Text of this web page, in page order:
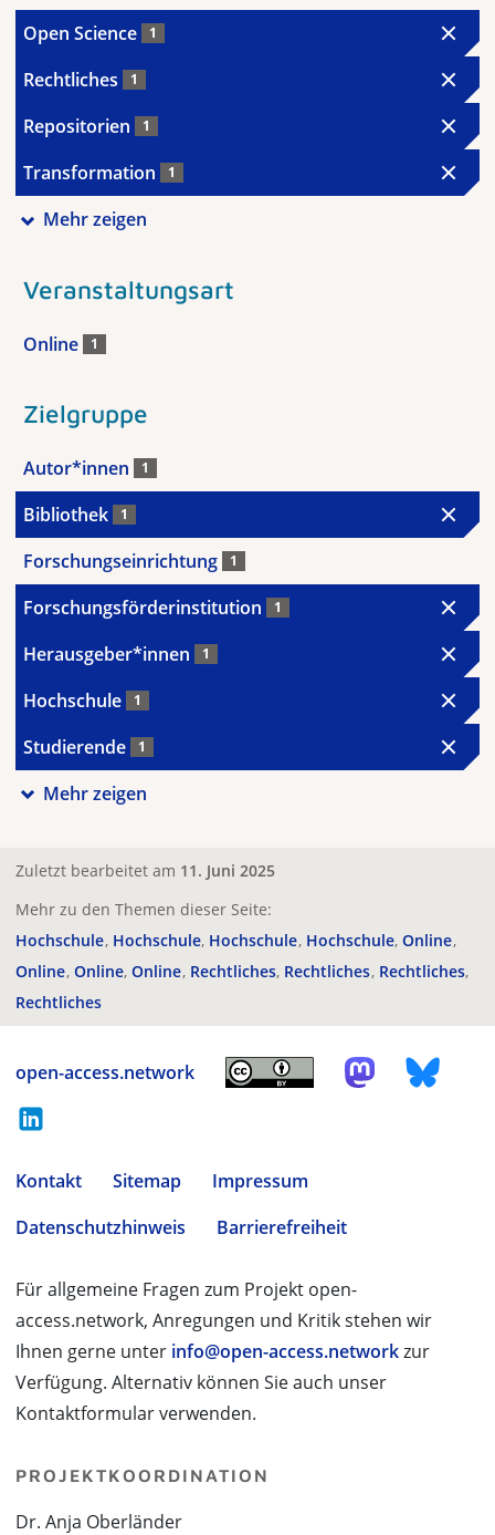
Open Science 1
Rechtliches 1
Repositorien 1
Transformation 1
Mehr zeigen
Veranstaltungsart
Online 1
Zielgruppe
Autor*innen 1
Bibliothek 1
Forschungseinrichtung 1
Forschungsförderinstitution 1
Herausgeber*innen 1
Hochschule 1
Studierende 1
Mehr zeigen
Zuletzt bearbeitet am 11. Juni 2025
Mehr zu den Themen dieser Seite:
Hochschule Hochschule Hochschule Hochschule Online
Online Online Online Rechtliches Rechtliches Rechtliches
Rechtliches
open-access.network
Kontakt Sitemap
Impressum
Datenschutzhinweis
Barrierefreiheit
Für allgemeine Fragen zum Projekt open-
access.network, Anregungen und Kritik stehen wir
Ihnen gerne unter info@open-access.networkzur
Verfügung. Alternativ können Sie auch unser
Kontaktformular verwenden.
PROJEKTKOORDINATION
Dr. Anja Oberländer